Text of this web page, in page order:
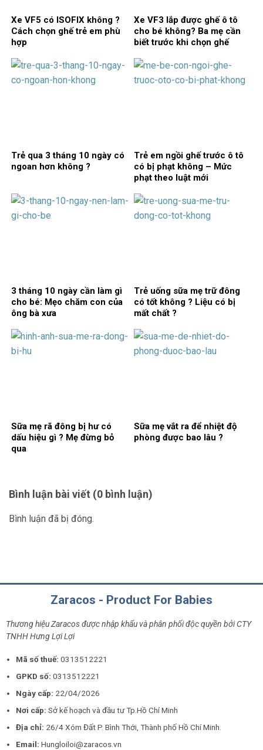
Xe VF5 có ISOFIX không ?
Cách chọn ghế trẻ em phù
hợp
Xe VF3 lắp được ghế ô tô
cho bé không? Ba mẹ cần
biết trước khi chọn ghế
Trẻ qua 3 tháng 10 ngày có
ngoan hơn không ?
Trẻ em ngồi ghế trước ô tô
có bị phạt không – Mức
phạt theo luật mới
3 tháng 10 ngày cần làm gì
cho bé: Mẹo chăm con của
ông bà xưa
Trẻ uống sữa mẹ trữ đông
có tốt không ? Liệu có bị
mất chất ?
Sữa mẹ rã đông bị hư có
dấu hiệu gì ? Mẹ đừng bỏ
qua
Sữa mẹ vắt ra để nhiệt độ
phòng được bao lâu ?
Bình luận bài viết (0 bình luận)
Bình luận đã bị đóng.
Zaracos - Product For Babies
Thương hiệu Zaracos được nhập khẩu và phân phối độc quyền bởi CTY
TNHH Hưng Lợi Lợi
Mã số thuế: 0313512221
GPKD số:0313512221
Ngày cấp: 22/04/2026
Nơi cấp:Sở kế hoạch và đầu tư Tp.Hồ Chí Minh
Địa chỉ: 26/4 Xóm Đất P. Bình Thới, Thành phố Hồ Chí Minh.
Email:Hungloiloi@zaracos.vn